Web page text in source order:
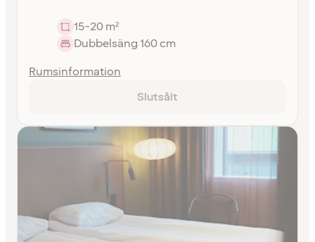
15-20 m²
Dubbelsäng 160 cm
Rumsinformation
Slutsålt